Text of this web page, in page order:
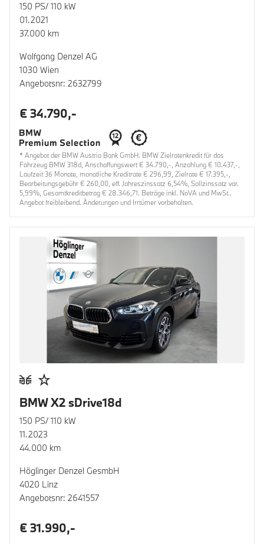
150 PS/ 110 kW
01.2021
37.000 km
Wolfgang Denzel AG
1030 Wien
Angebotsnr: 2632799
€ 34.790,-
* Angebot der BMW Austria Bank GmbH. BMW Zielratenkredit für das
Fahrzeug BMW 318d, Anschaffungswert € 34.790,-, Anzahlung € 10.437,-,
Laufzeit 36 Monate, monatliche Kreditrate € 296,99, Zielrate € 17.395,-,
Bearbeitungsgebühr € 260,00, eff. Jahreszinssatz 6,54%, Sollzinssatz var.
5,99%, Gesamtkreditbetrag € 28.346,71. Beträge inkl. NoVA und MwSt..
Angebot freibleibend. Änderungen und Irrtümer vorbehalten.
BMW X2 sDrive18d
150 PS/ 110 kW
11.2023
44.000 km
Höglinger Denzel GesmbH
4020 Linz
Angebotsnr: 2641557
€ 31.990,-